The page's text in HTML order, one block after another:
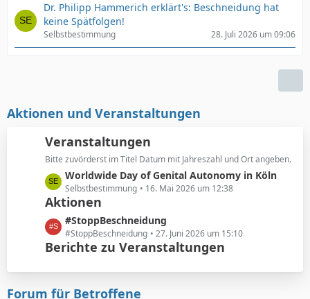
Dr. Philipp Hammerich erklärt's: Beschneidung hat
keine Spätfolgen!
Selbstbestimmung 28. Juli 2026 um 09:06
Aktionen und Veranstaltungen
Veranstaltungen
Bitte zuvörderst im Titel Datum mit Jahreszahl und Ort angeben.
L
e
t
z
t
e
e
Worldwide Day of Genital Autonomy in Köln
Selbstbestimmung 16. Mai 2026 um 12:38
Aktionen
L
e
t
t
e
#StoppBeschneidung
#StoppBeschneidung 27. Juni 2026 um 15:10
Berichte zu Veranstaltungen
Forum für Betroffene